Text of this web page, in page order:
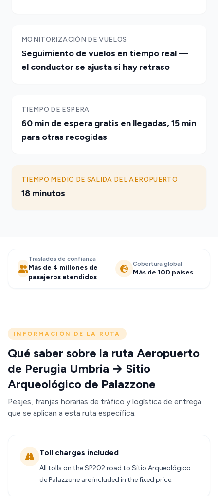
MONITORIZACIÓN DE VUELOS
Seguimiento de vuelos en tiempo real —
el conductor se ajusta si hay retraso
TIEMPO DE ESPERA
60 min de espera gratis en llegadas, 15 min
para otras recogidas
TIEMPO MEDIO DE SALIDA DEL AEROPUERTO
18 minutos
Traslados de confianza
Más de 4 millones de
pasajeros atendidos
Cobertura global
Más de 100 países
INFORMACIÓN DE LA RUTA
Qué saber sobre la ruta Aeropuerto
de Perugia Umbria → Sitio
Arqueológico de Palazzone
Peajes, franjas horarias de tráfico y logística de entrega
que se aplican a esta ruta específica.
Toll charges included
All tolls on the SP202 road to Sitio Arqueológico
de Palazzone are included in the fixed price.